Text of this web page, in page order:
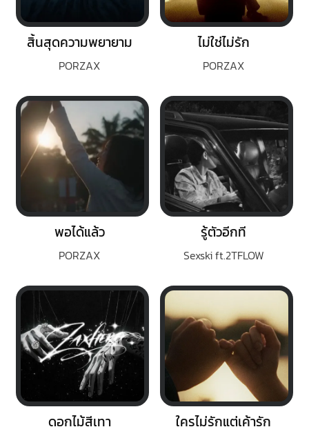
สิ้นสุดความพยายาม
PORZAX
ไม่ใช่ไม่รัก
PORZAX
พอได้แล้ว
PORZAX
รู้ตัวอีกที
Sexski ft.2TFLOW
ดอกไม้สีเทา ใครไม่รักแต่เค้ารัก